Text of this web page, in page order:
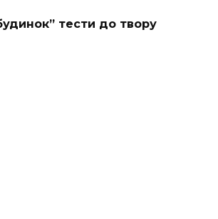
тести до твору